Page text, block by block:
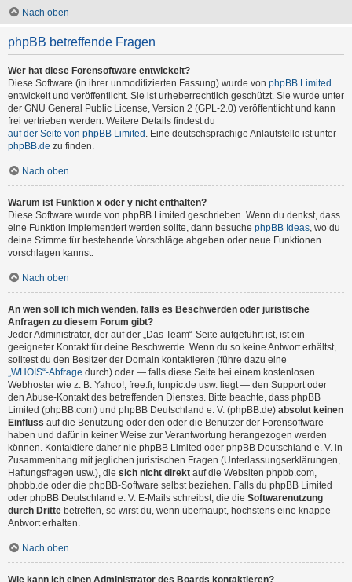
Nach oben
phpBB betreffende Fragen
Wer hat diese Forensoftware entwickelt?
Diese Software (in ihrer unmodifizierten Fassung) wurde von phpBB Limited
entwickelt und veröffentlicht. Sie ist urheberrechtlich geschützt. Sie wurde unter
der GNU General Public License, Version 2 (GPL-2.0) veröffentlicht und kann
frei vertrieben werden. Weitere Details findest du
auf der Seite von phpBB Limited . Eine deutschsprachige Anlaufstelle ist unter
phpBB.de zu finden.
Nach oben
Warum ist Funktion x oder y nicht enthalten?
Diese Software wurde von phpBB Limited geschrieben. Wenn du denkst, dass
eine Funktion implementiert werden sollte, dann besuche phpBB Ideas, wo du
deine Stimme für bestehende Vorschläge abgeben oder neue Funktionen
vorschlagen kannst.
Nach oben
An wen soll ich mich wenden, falls es Beschwerden oder juristische
Anfragen zu diesem Forum gibt?
Jeder Administrator, der auf der „Das Team“-Seite aufgeführt ist, ist ein
geeigneter Kontakt für deine Beschwerde. Wenn du so keine Antwort erhältst,
solltest du den Besitzer der Domain kontaktieren (führe dazu eine
„WHOIS“-Abfrage durch) oder — falls diese Seite bei einem kostenlosen
Webhoster wie z. B. Yahoo!, free.fr, funpic.de usw. liegt — den Support oder
den Abuse-Kontakt des betreffenden Dienstes. Bitte beachte, dass phpBB
Limited (phpBB.com) und phpBB Deutschland e. V. (phpBB.de) absolut keinen
Einfluss auf die Benutzung oder den oder die Benutzer der Forensoftware
haben und dafür in keiner Weise zur Verantwortung herangezogen werden
können. Kontaktiere daher nie phpBB Limited oder phpBB Deutschland e. V. in
Zusammenhang mit jeglichen juristischen Fragen (Unterlassungserklärungen,
Haftungsfragen usw.), die sich nicht direkt auf die Websiten phpbb.com,
phpbb.de oder die phpBB-Software selbst beziehen. Falls du phpBB Limited
oder phpBB Deutschland e. V. E-Mails schreibst, die die Softwarenutzung
durch Dritte betreffen, so wirst du, wenn überhaupt, höchstens eine knappe
Antwort erhalten.
Nach oben
Wie kann ich einen Administrator des Boards kontaktieren?